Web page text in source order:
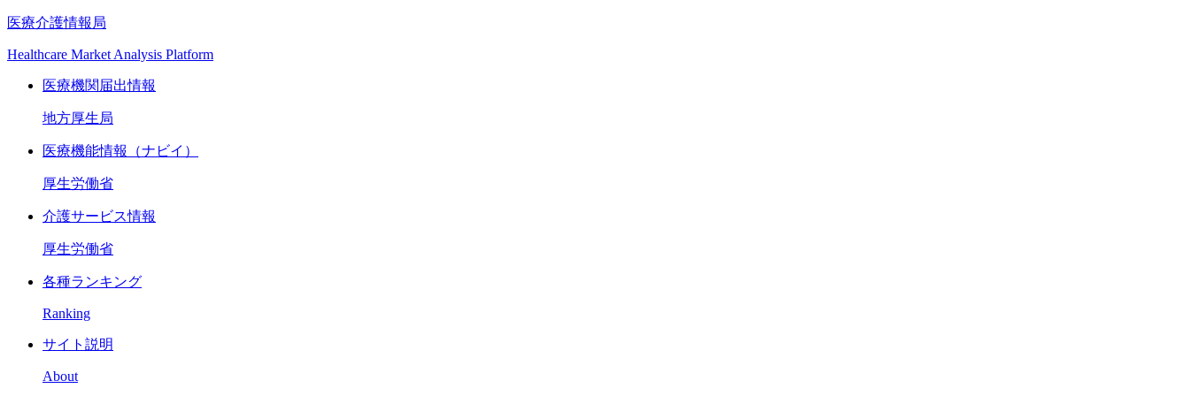
医療介護情報局
Healthcare Market Analysis Platform
医療機関届出情報
地方厚生局
医療機能情報（ナビイ）
厚生労働省
介護サービス情報
厚生労働省
各種ランキング
Ranking
サイト説明
About